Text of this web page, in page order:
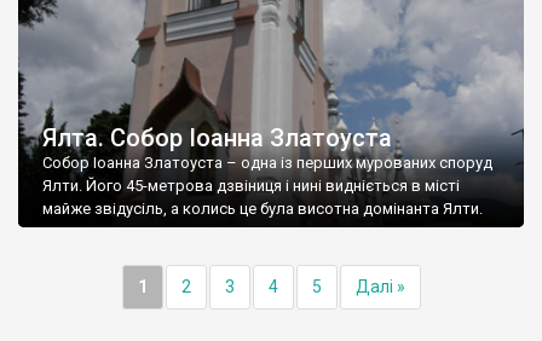
Ялта. Собор Іоанна Златоуста
Собор Іоанна Златоуста – одна із перших мурованих споруд
Ялти. Його 45-метрова дзвіниця і нині видніється в місті
майже звідусіль, а колись це була висотна домінанта Ялти.
1 2 3 4 5 Далі »